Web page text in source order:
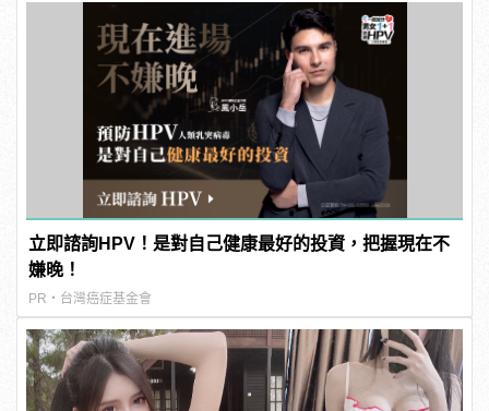
立即諮詢HPV！是對自己健康最好的投資，把握現在不
嫌晚！
PR・台灣癌症基金會